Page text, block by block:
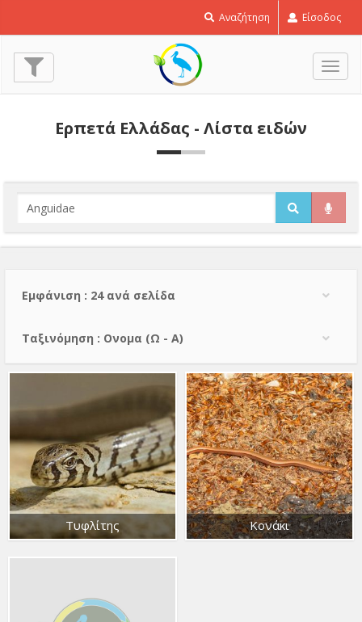
Αναζήτηση Είσοδος
Ερπετά Ελλάδας - Λίστα ειδών
Εμφάνιση : 24 ανά σελίδα
Тαξινόμηση : Ονομα (Ω - Α)
Τυφλίτης Κονάκι